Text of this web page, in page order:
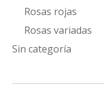
Rosas rojas
Rosas variadas
Sin categoría